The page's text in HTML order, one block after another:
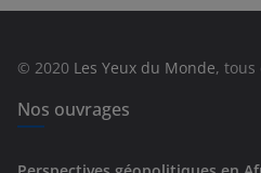
e
s
© 2020 Les Yeux du Monde, tous
Nos ouvrages